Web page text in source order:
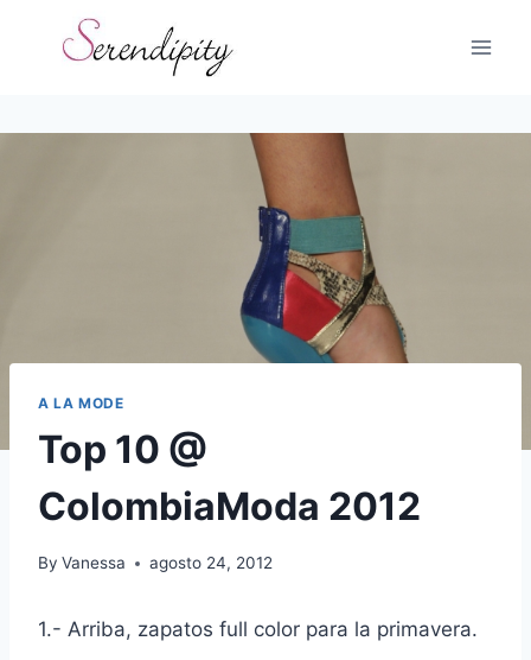
A LA MODE
Top 10 @
ColombiaModa 2012
By Vanessa agosto 24, 2012
1.- Arriba, zapatos full color para la primavera.